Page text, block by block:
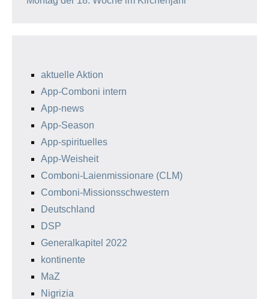
aktuelle Aktion
App-Comboni intern
App-news
App-Season
App-spirituelles
App-Weisheit
Comboni-Laienmissionare (CLM)
Comboni-Missionsschwestern
Deutschland
DSP
Generalkapitel 2022
kontinente
MaZ
Nigrizia